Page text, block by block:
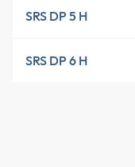
SRS DP 5 H
SRS DP 6 H